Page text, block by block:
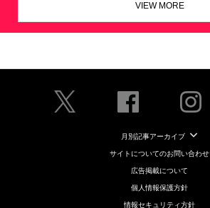
VIEW MORE
月別記事アーカイブ
サイトについてのお問い合わせ
広告掲載について
個人情報保護方針
情報セキュリティ方針